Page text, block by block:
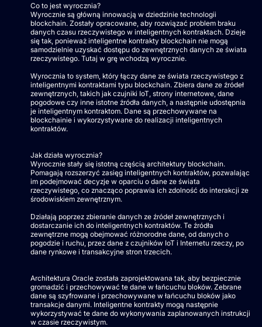
Co to jest wyrocznia?
Wyrocznie są główną innowacją w dziedzinie technologii
blockchain. Zostały opracowane, aby rozwiązać problem braku
danych czasu rzeczywistego w inteligentnych kontraktach. Dzieje
się tak, ponieważ inteligentne kontrakty blockchain nie mogą
samodzielnie uzyskać dostępu do zewnętrznych danych ze świata
rzeczywistego. Tutaj w grę wchodzą wyrocznie.
Wyrocznia to system, który łączy dane ze świata rzeczywistego z
inteligentnymi kontraktami typu blockchain. Zbiera dane ze źródeł
zewnętrznych, takich jak czujniki IoT, strony internetowe, dane
pogodowe czy inne istotne źródła danych, a następnie udostępnia
je inteligentnym kontraktom. Dane są przechowywane na
blockchainie i wykorzystywane do realizacji inteligentnych
kontraktów.
Jak działa wyrocznia?
Wyrocznie stały się istotną częścią architektury blockchain.
Pomagają rozszerzyć zasięg inteligentnych kontraktów, pozwalając
im podejmować decyzje w oparciu o dane ze świata
rzeczywistego, co znacząco poprawia ich zdolność do interakcji ze
środowiskiem zewnętrznym.
Działają poprzez zbieranie danych ze źródeł zewnętrznych i
dostarczanie ich do inteligentnych kontraktów. Te źródła
zewnętrzne mogą obejmować różnorodne dane, od danych o
pogodzie i ruchu, przez dane z czujników IoT i Internetu rzeczy, po
dane rynkowe i transakcyjne stron trzecich.
Architektura Oracle została zaprojektowana tak, aby bezpiecznie
gromadzić i przechowywać te dane w łańcuchu bloków. Zebrane
dane są szyfrowane i przechowywane w łańcuchu bloków jako
transakcje danymi. Inteligentne kontrakty mogą następnie
wykorzystywać te dane do wykonywania zaplanowanych instrukcji
w czasie rzeczywistym.